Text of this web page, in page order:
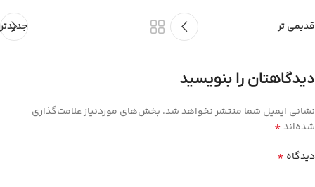
جدیدتر قدیمی تر
دیدگاهتان را بنویسید
نشانی ایمیل شما منتشر نخواهد شد. بخش‌های موردنیاز علامت‌گذاری
شده‌اند*
دیدگاه *